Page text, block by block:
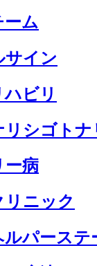
ーム
サイン
ビリ
シゴトナ
ー病
リニック
ルパーステ